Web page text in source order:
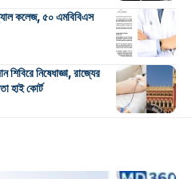
কলেজ, ৫০ এমবিবিএস
নিষেধাজ্ঞা, রাজ্যের
হাই কোর্ট